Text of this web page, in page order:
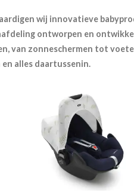
wij innovatieve
ontworpen en
van zonneschermen tot
alles daartussenin.
Toevoegen
verlanglijst